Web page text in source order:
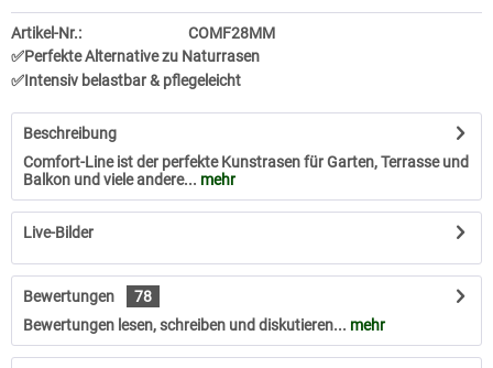
Artikel-Nr.:
COMF28MM
✅Perfekte Alternative zu Naturrasen
✅Intensiv belastbar & pflegeleicht
Beschreibung
Comfort-Line ist der perfekte Kunstrasen für Garten, Terrasse und
Balkon und viele andere... mehr
Live-Bilder
Bewertungen
78
Bewertungen lesen, schreiben und diskutieren... mehr